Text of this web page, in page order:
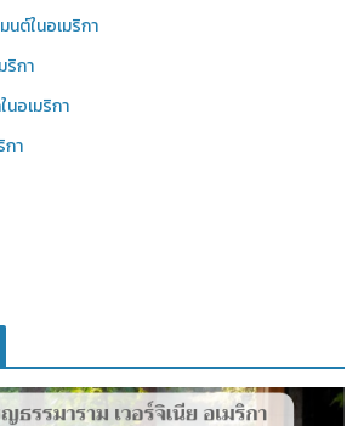
นต์ในอเมริกา
ริกา
นอเมริกา
กา